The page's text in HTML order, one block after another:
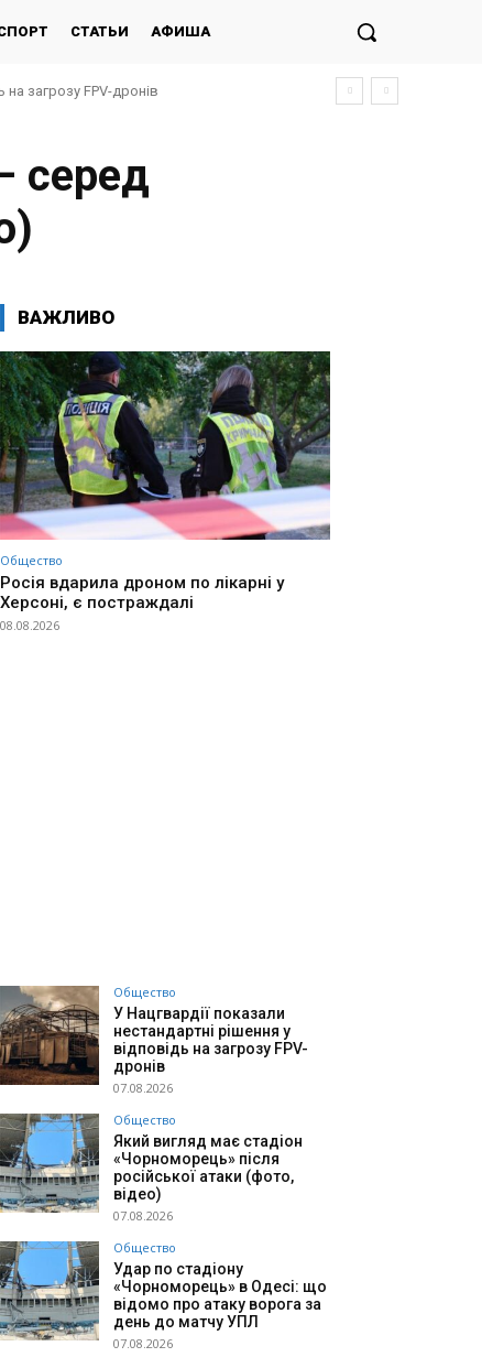
СТАТЬИ АФИША
на загрозу FPV-дронів
серед
ВАЖЛИВО
Общество
Росія вдарила дроном по лікарні у
Херсоні, є постраждалі
08.08.2026
Общество
У Нацгвардії показали
нестандартні рішення у
відповідь на загрозу FPV-
дронів
07.08.2026
Общество
Який вигляд має стадіон
«Чорноморець» після
російської атаки (фото,
відео)
07.08.2026
Общество
Удар по стадіону
«Чорноморець» в Одесі: що
відомо про атаку ворога за
день до матчу УПЛ
07.08.2026